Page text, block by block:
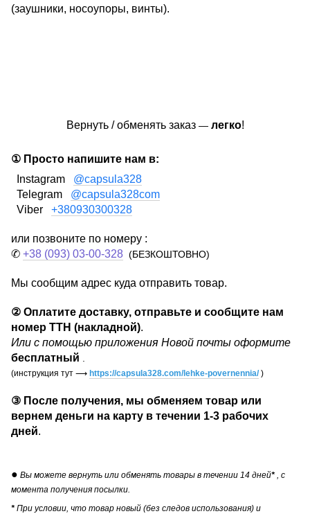
(заушники, носоупоры, винты).
Вернуть / обменять заказ — легко!
① Просто напишите нам в:
Instagram @capsula328
Telegram @capsula328com
Viber +380930300328
или позвоните по номеру :
✆ +38 (093) 03-00-328 (БЕЗКОШТОВНО)
Мы сообщим адрес куда отправить товар.
② Оплатите доставку, отправьте и сообщите нам
номер ТТН (накладной).
Или с помощью приложения Новой почты оформите
бесплатный
(инструкция тут ⟶ https://capsula328.com/lehke-povernennia/)
③ После получения, мы обменяем товар или
вернем деньги на карту в течении 1-3 рабочих
дней.
● Вы можете вернуть или обменять товары в течении 14 дней* , с
момента получения посылки.
* При условии, что товар новый (без следов использования) и